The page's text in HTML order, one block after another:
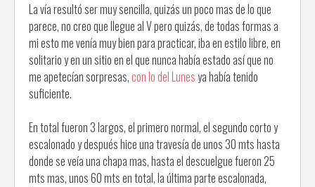
La vía resultó ser muy sencilla, quizás un poco mas de lo que
parece, no creo que llegue al V pero quizás, de todas formas a
mi esto me venía muy bien para practicar, iba en estilo libre, en
solitario y en un sitio en el que nunca había estado así que no
me apetecían sorpresas,con lo del Lunes ya había tenido
suficiente.
En total fueron 3 largos, el primero normal, el segundo corto y
escalonado y después hice una travesía de unos 30 mts hasta
donde se veía una chapa mas, hasta el descuelgue fueron 25
mts mas, unos 60 mts en total, la última parte escalonada,